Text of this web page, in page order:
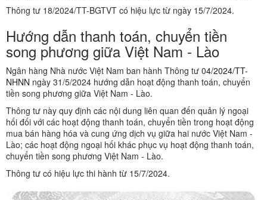
Thông tư 18/2024/TT-BGTVT có hiệu lực từ ngày 15/7/2024.
Hướng dẫn thanh toán, chuyển tiền
song phương giữa Việt Nam - Lào
Ngân hàng Nhà nước Việt Nam ban hành Thông tư 04/2024/TT-
NHNN ngày 31/5/2024 hướng dẫn hoạt động thanh toán, chuyển
tiền song phương giữa Việt Nam - Lào.
Thông tư này quy định các nội dung liên quan đến quản lý ngoại
hối đối với các hoạt động thanh toán, chuyển tiền trong hoạt động
mua bán hàng hóa và cung ứng dịch vụ giữa hai nước Việt Nam -
Lào; các hoạt động ngoại hối khác phục vụ hoạt động thanh toán,
chuyển tiền song phương Việt Nam - Lào.
Thông tư có hiệu lực thi hành từ 15/7/2024.